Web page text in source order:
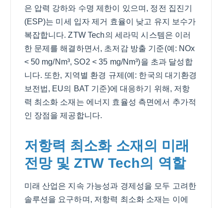
은 압력 강하와 수명 제한이 있으며, 정전 집진기
(ESP)는 미세 입자 제거 효율이 낮고 유지 보수가
복잡합니다. ZTW Tech의 세라믹 시스템은 이러
한 문제를 해결하면서, 초저감 방출 기준(예: NOx
< 50 mg/Nm³, SO2 < 35 mg/Nm³)을 초과 달성합
니다. 또한, 지역별 환경 규제(예: 한국의 대기환경
보전법, EU의 BAT 기준)에 대응하기 위해, 저항
력 최소화 소재는 에너지 효율성 측면에서 추가적
인 장점을 제공합니다.
저항력 최소화 소재의 미래
전망 및 ZTW Tech의 역할
미래 산업은 지속 가능성과 경제성을 모두 고려한
솔루션을 요구하며, 저항력 최소화 소재는 이에